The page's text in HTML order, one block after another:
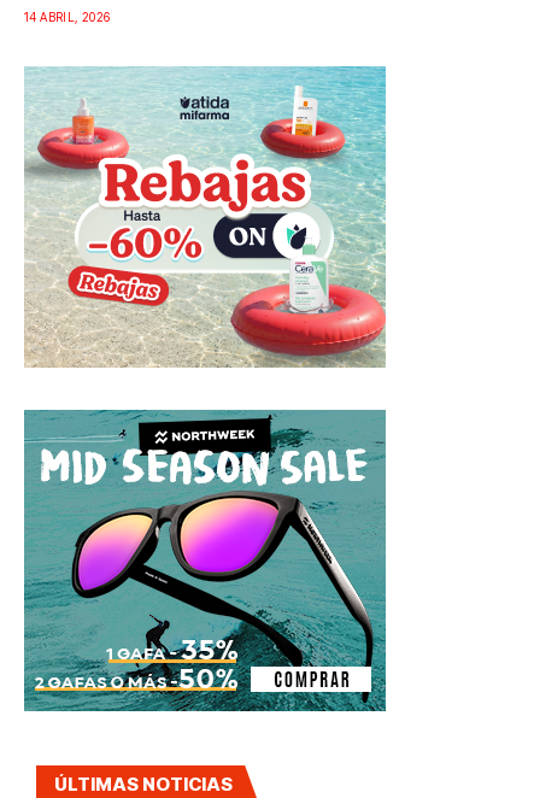
14 ABRIL, 2026
ÚLTIMAS NOTICIAS